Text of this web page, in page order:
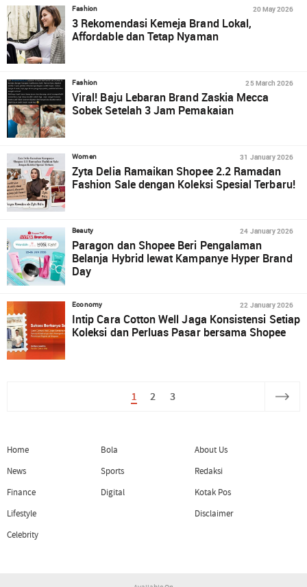
Fashion 20 May 2026
3 Rekomendasi Kemeja Brand Lokal,
Affordable dan Tetap Nyaman
Fashion 25 March 2026
Viral! Baju Lebaran Brand Zaskia Mecca
Sobek Setelah 3 Jam Pemakaian
Women 31 January 2026
Zyta Delia Ramaikan Shopee 2.2 Ramadan
Fashion Sale dengan Koleksi Spesial Terbaru!
Beauty 24 January 2026
Paragon dan Shopee Beri Pengalaman
Belanja Hybrid lewat Kampanye Hyper Brand
Day
Economy 22 January 2026
Intip Cara Cotton Well Jaga Konsistensi Setiap
Koleksi dan Perluas Pasar bersama Shopee
1 2 3
Home
News
Finance
Lifestyle
Celebrity
Bola
Sports
Digital
About Us
Redaksi
Kotak Pos
Disclaimer